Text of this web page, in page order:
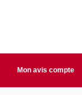
Mon avis compte